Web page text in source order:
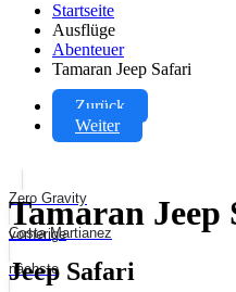
Startseite
Ausflüge
Abenteuer
Tamaran Jeep Safari
Zurück
Weiter
Zero Gravity
vorherige
Costa Martianez
nächste
Tamaran Jeep
Jeep Safari